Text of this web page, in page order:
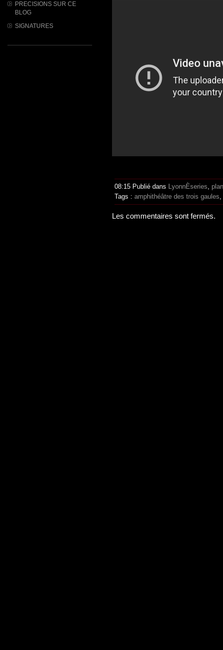
PRECISIONS SUR CE
BLOG
SIGNATURES
08:15 Publié dans LyonnÈseries
Tags : amphithéâtre des trois gaules
Les commentaires sont fermés.